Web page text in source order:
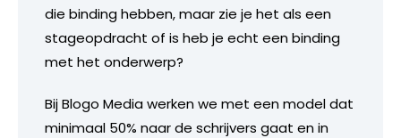
die binding hebben, maar zie je het als een
stageopdracht of is heb je echt een binding
met het onderwerp?
Bij Blogo Media werken we met een model dat
minimaal 50% naar de schrijvers gaat en in